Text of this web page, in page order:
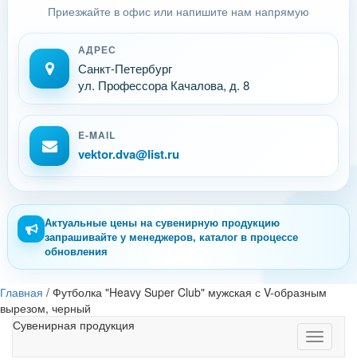
Приезжайте в офис или напишите нам напрямую
АДРЕС
Санкт-Петербург
ул. Профессора Качалова, д. 8
E-MAIL
vektor.dva@list.ru
Актуальные цены на сувенирную продукцию
запрашивайте у менеджеров, каталог в процессе
обновления
Главная / Футболка "Heavy Super Club" мужская с V-образным
вырезом, черный
Toggle
Сувенирная продукция